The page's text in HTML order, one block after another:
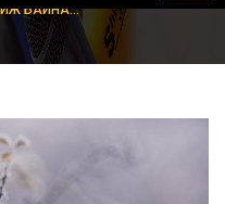
БАЙНА...